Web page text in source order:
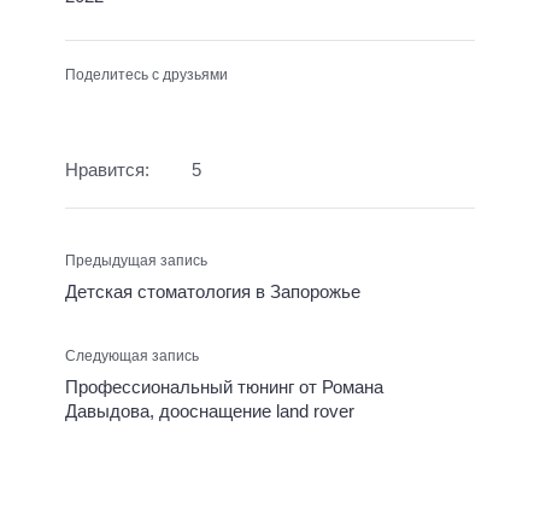
Поделитесь с друзьями
Нравится: 5
Предыдущая запись
Детская стоматология в Запорожье
Следующая запись
Профессиональный тюнинг от Романа
Давыдова, дооснащение land rover